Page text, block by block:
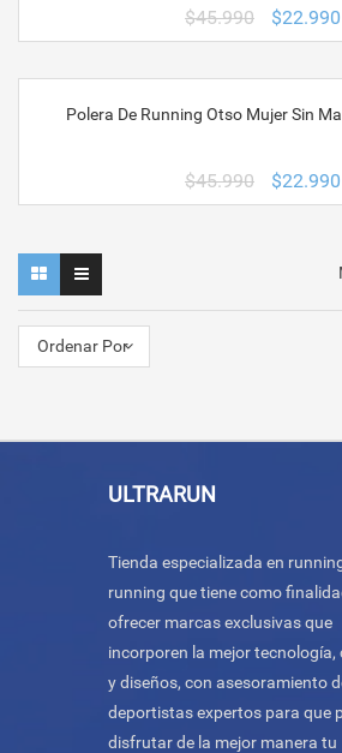
$45.990
El
precio
era:
$45.990.
$22.990
¡OFERTA!
Polera De Running Otso Mujer Sin
$45.990
El
precio
$22.990
Ordenar Por
ULTRARUN
Tienda especializada en
running que tiene como
ofrecer marcas exclusivas que
incorporen la mejor tecnología,
y diseños, con asesoramiento
deportistas expertos para que
disfrutar de la mejor manera tu